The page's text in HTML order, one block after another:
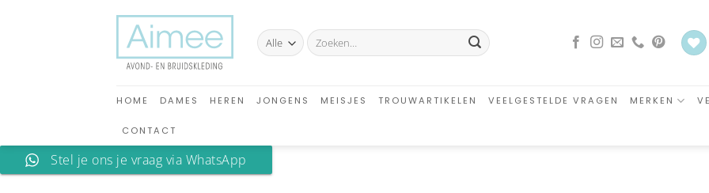
Zoeken
naar:
HOME DAMES HEREN JONGENS MEISJES TROUWARTIKELEN VEELGESTELDE VRAGEN MERKEN
CONTACT
Stel je ons je vraag via WhatsApp